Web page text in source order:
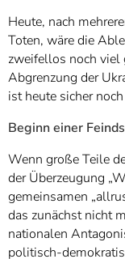
Heute, nach
Toten, wäre die
zweifellos noch viel
Abgrenzung der
ist heute sicher
Beginn einer
Wenn große Teile
der Überzeugung
gemeinsamen
das zunächst nicht
nationalen
politisch-